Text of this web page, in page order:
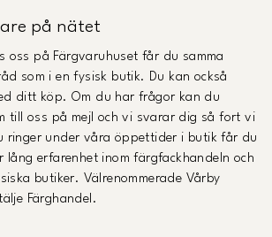
på nätet
oss på Färgvaruhuset får du samma
som i en fysisk butik. Du kan också
ditt köp. Om du har frågor kan du
till oss på mejl och vi svarar dig så fort vi
ringer under våra öppettider i butik får du
lång erfarenhet inom färgfackhandeln och
butiker. Välrenommerade Vårby
Färghandel.